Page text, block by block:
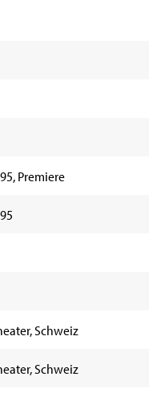
Premiere
Schweiz
Schweiz